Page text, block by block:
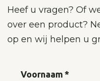
Heef u vragen? Of
over een product?
op en wij helpen u
Voornaam *